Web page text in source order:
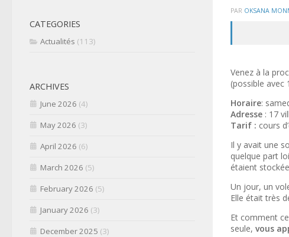
PAR OKSANA
Venez à la
(possible avec
Horaire:
Adresse : 17
Tarif : cours
Il y avait une
quelque part
étaient
Un jour, un
Elle était très
Et comment
seule, vous
CATEGORIES
Actualités (113)
ARCHIVES
June 2026 (4)
May 2026 (3)
April 2026 (6)
March 2026 (5)
February 2026 (5)
January 2026 (3)
December 2025 (3)